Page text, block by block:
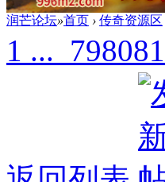
润芒论坛»首页 › 传奇资源区
1 ... 798081